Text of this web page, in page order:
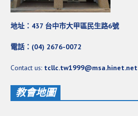
地址：437 台中市大甲區民生路6號
電話：(04) 2676-0072
Contact us: tcllc.tw1999@msa.hinet.net
教會地圖